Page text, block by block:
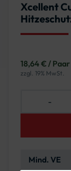
Xcellent
18,64 € / Paar
zzgl. 19% MwSt.
-
Mind. VE